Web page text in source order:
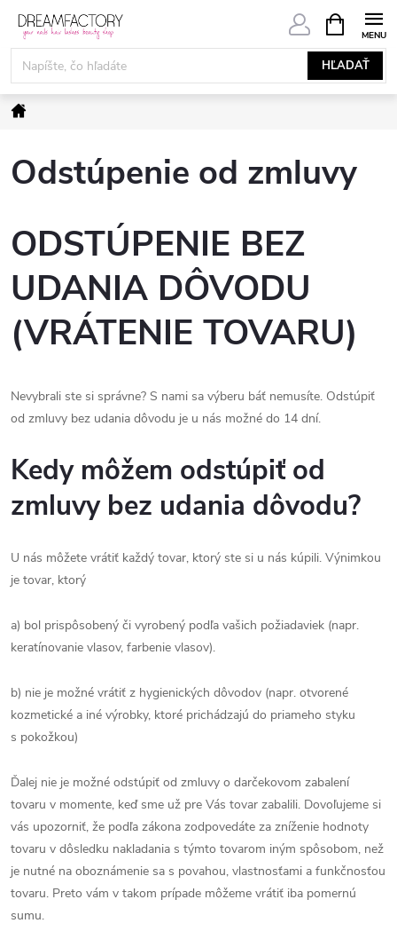
Prejsť
obsah
HĽADAŤ
KOŠÍK
Domov
Odstúpenie od zmluvy
ODSTÚPENIE BEZ
UDANIA DÔVODU
(VRÁTENIE TOVARU)
Nevybrali ste si správne? S nami sa výberu báť nemusíte. Odstúpiť
od zmluvy bez udania dôvodu je u nás možné do 14 dní.
Kedy môžem odstúpiť od
zmluvy bez udania dôvodu?
U nás môžete vrátiť každý tovar, ktorý ste si u nás kúpili. Výnimkou
je tovar, ktorý
a) bol prispôsobený či vyrobený podľa vašich požiadaviek (napr.
keratínovanie vlasov, farbenie vlasov).
b) nie je možné vrátiť z hygienických dôvodov (napr. otvorené
kozmetické a iné výrobky, ktoré prichádzajú do priameho styku
s pokožkou)
Ďalej nie je možné odstúpiť od zmluvy o darčekovom zabalení
tovaru v momente, keď sme už pre Vás tovar zabalili. Dovoľujeme si
vás upozorniť, že podľa zákona zodpovedáte za zníženie hodnoty
tovaru v dôsledku nakladania s týmto tovarom iným spôsobom, než
je nutné na oboznámenie sa s povahou, vlastnosťami a funkčnosťou
tovaru. Preto vám v takom prípade môžeme vrátiť iba pomernú
sumu.